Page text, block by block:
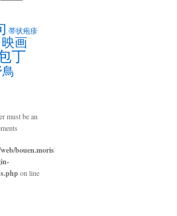
帯状疱疹
映画
丁
must be an
bouen.morishima.com/wp-
on line